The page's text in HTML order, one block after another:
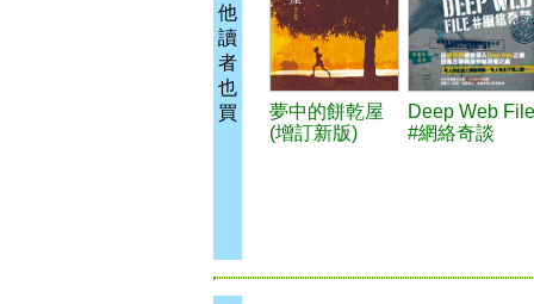
他
讀
者
也
買
夢中的餅乾屋
(增訂新版)
Deep Web File
#網絡奇談